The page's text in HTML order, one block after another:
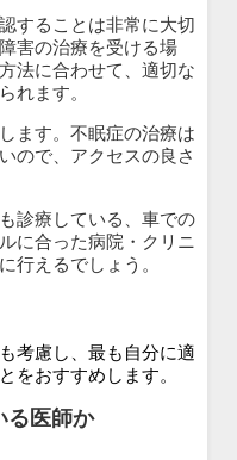
することは非常に大切
害の治療を受ける場
法に合わせて、適切な
れます。
ます。 不眠症の治療は
ので、アクセスの良さ
診療している、車での
に合った病院・クリニ
行えるでしょう。
考慮し、最も自分に適
をおすすめします。
る医師か